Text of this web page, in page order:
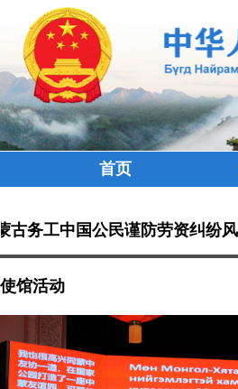
首页
务工中国公民谨防劳资纠纷风险
使馆活动